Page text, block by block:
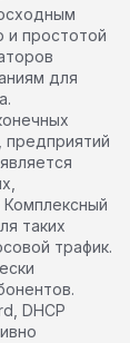
и простотой
для
предприятий
таких
трафик.
DHCP